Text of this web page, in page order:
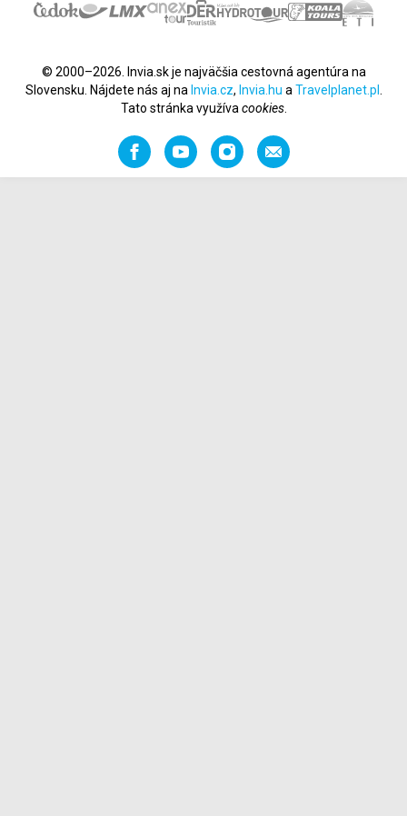
© 2000–2026. Invia.sk je najväčšia cestovná agentúra na
Slovensku. Nájdete nás aj na Invia.cz, Invia.hu a Travelplanet.pl
Tato stránka využíva cookies.
FacebookYouTubeInstagramOdporučiť